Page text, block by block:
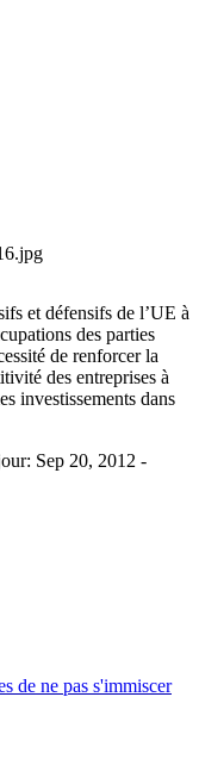
et défensifs de l’UE à
des parties
de renforcer la
des entreprises à
investissements dans
Sep 20, 2012 -
de ne pas s'immiscer